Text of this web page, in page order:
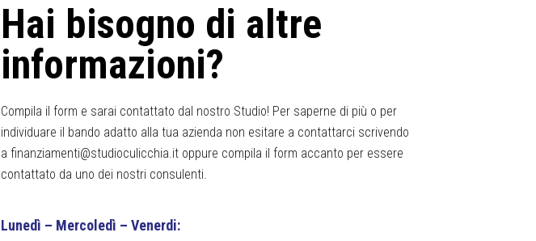
Hai bisogno di altre
informazioni?
Compila il form e sarai contattato dal nostro Studio! Per saperne di più o per
individuare il bando adatto alla tua azienda non esitare a contattarci scrivendo
a finanziamenti@studioculicchia.it oppure compila il form accanto per essere
contattato da uno dei nostri consulenti.
Lunedì – Mercoledì – Venerdi: